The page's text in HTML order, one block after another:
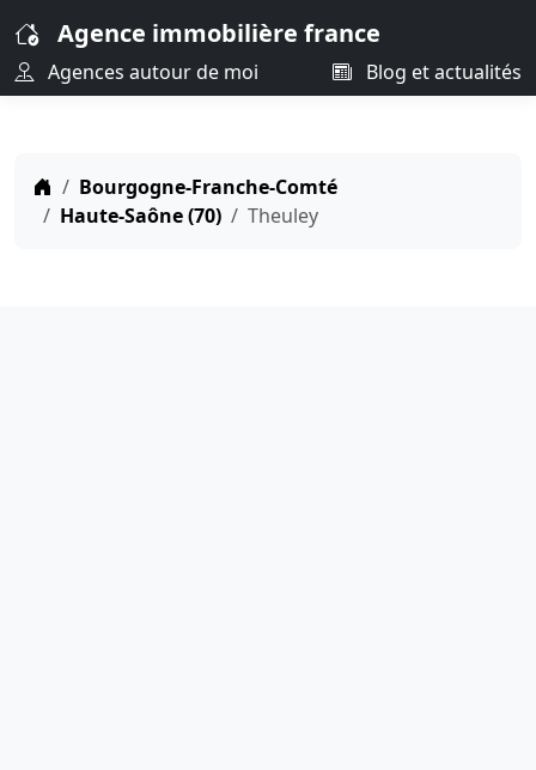
Agence immobilière france
Agences autour de moi Blog et actualités
Bourgogne-Franche-Comté
Haute-Saône (70)
Theuley